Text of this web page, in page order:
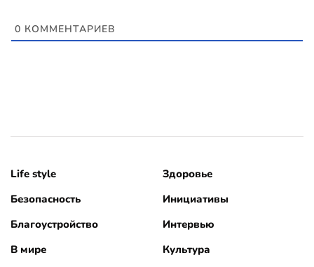
0 КОММЕНТАРИЕВ
Life style
Безопасность
Благоустройство
В мире
Здоровье
Инициативы
Интервью
Культура